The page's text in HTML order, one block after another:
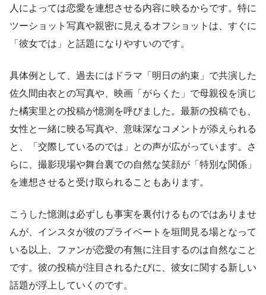
人によっては恋愛を連想させる内容に映るからです。特に
ツーショット写真や親密に見えるオフショットは、すぐに
「彼女では」と話題になりやすいのです。
具体例として、過去にはドラマ「明日の約束」で共演した
佐久間由衣との写真や、映画「がらくた」で母親役を演じ
た橘実里との投稿が憶測を呼びました。最新の投稿でも、
女性と一緒に映る写真や、意味深なコメントが添えられる
と、「交際しているのでは」との声が広がっています。さ
らに、撮影現場や舞台裏での自然な笑顔が「特別な関係」
を連想させると受け取られることもあります。
こうした憶測は必ずしも事実を裏付けるものではありませ
んが、インスタが彼のプライベートを垣間見る場となって
いる以上、ファンが恋愛の有無に注目するのは自然なこと
です。彼の投稿が注目されるたびに、彼女に関する新しい
話題が浮上していくのです。